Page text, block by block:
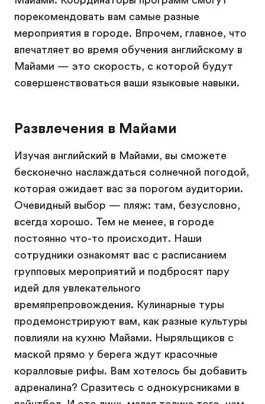
порекомендовать вам самые разные
мероприятия в городе. Впрочем, главное, что
впечатляет во время обучения английскому в
Майами — это скорость, с которой будут
совершенствоваться ваши языковые навыки.
Развлечения в Майами
Изучая английский в Майами, вы сможете
бесконечно наслаждаться солнечной погодой,
которая ожидает вас за порогом аудитории.
Очевидный выбор — пляж: там, безусловно,
всегда хорошо. Тем не менее, в городе
постоянно что-то происходит. Наши
сотрудники ознакомят вас с расписанием
групповых мероприятий и подбросят пару
идей для увлекательного
времяпрепровождения. Кулинарные туры
продемонстрируют вам, как разные культуры
повлияли на кухню Майами. Ныряльщиков с
маской прямо у берега ждут красочные
коралловые рифы. Вам хотелось бы добавить
адреналина? Сразитесь с однокурсниками в